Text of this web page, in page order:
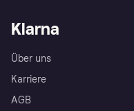
Klarna
Über uns
Karriere
AGB